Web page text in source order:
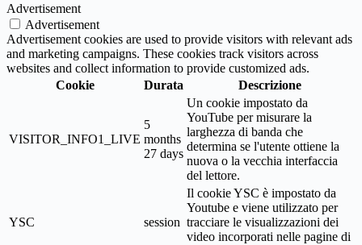
Advertisement
Advertisement
Advertisement cookies are used to provide visitors with relevant ads
and marketing campaigns. These cookies track visitors across
websites and collect information to provide customized ads.
Cookie
Durata Descrizione
VISITOR_INFO1_LIVE
5
months
27 days
Un cookie impostato da
YouTube per misurare la
larghezza di banda che
determina se l'utente ottiene la
nuova o la vecchia interfaccia
del lettore.
YSC session
Il cookie YSC è impostato da
Youtube e viene utilizzato per
tracciare le visualizzazioni dei
video incorporati nelle pagine di